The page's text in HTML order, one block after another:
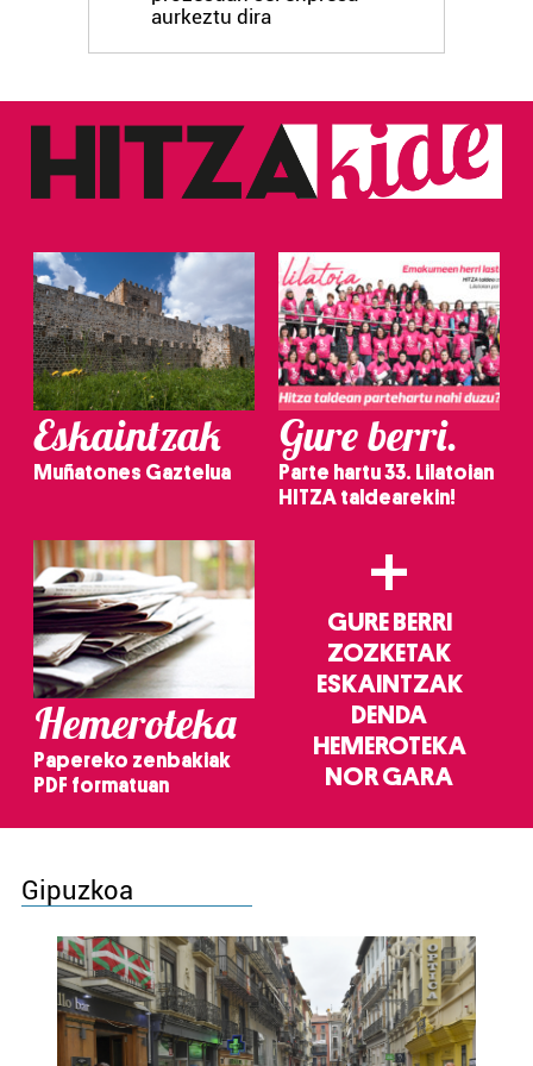
fitxategiak erabiltzen ditu. Zure esperientzia eta
irakurri
aurkeztu dira
Eskaintzak
Muñatones Gaztelua
Gure berri.
Parte hartu 33. Lilatoian
HITZA taldearekin!
Hemeroteka
Papereko zenbakiak
PDF formatuan
+
GURE BERRI
ZOZKETAK
ESKAINTZAK
DENDA
HEMEROTEKA
NOR GARA
Gipuzkoa